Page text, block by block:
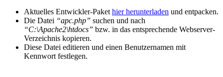
Aktuelles Entwickler-Pakethier herunterladen und entpacken.
Die Datei “apc.php” suchen und nach
“C:\Apache2\htdocs” bzw. in das entsprechende Webserver-
Verzeichnis kopieren.
Diese Datei editieren und einen Benutzernamen mit
Kennwort festlegen.